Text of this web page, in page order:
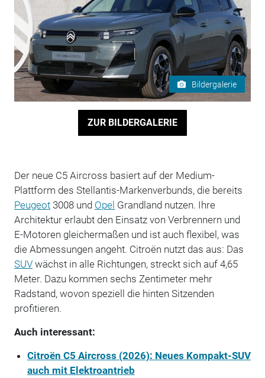
Bildergalerie
ZUR BILDERGALERIE
Der neue C5 Aircross basiert auf der Medium-
Plattform des Stellantis-Markenverbunds, die bereits
Peugeot3008 und Opel Grandland nutzen. Ihre
Architektur erlaubt den Einsatz von Verbrennern und
E-Motoren gleichermaßen und ist auch flexibel, was
die Abmessungen angeht. Citroën nutzt das aus: Das
SUVwächst in alle Richtungen, streckt sich auf 4,65
Meter. Dazu kommen sechs Zentimeter mehr
Radstand, wovon speziell die hinten Sitzenden
profitieren.
Auch interessant:
Citroën C5 Aircross (2026): Neues Kompakt-SUV
auch mit Elektroantrieb